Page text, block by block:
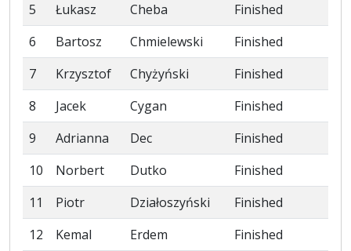
5
Łukasz Cheba
Finished
6
Bartosz Chmielewski
Finished
7
Krzysztof Chyżyński
Finished
8
Jacek Cygan
Finished
9
Adrianna Dec
Finished
10
Norbert Dutko
Finished
11
Piotr Działoszyński
Finished
12
Kemal Erdem
Finished